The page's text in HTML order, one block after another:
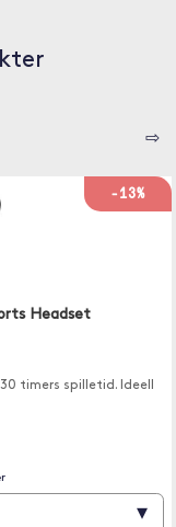
⇨
-13%
Headset
timers spilletid. Ideell
▾